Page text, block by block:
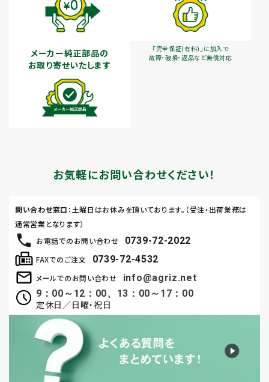
「完全保証(有料)」に加入で
故障・破損・返品など無償対応
メーカー純正部品の
お取り寄せいたします
お気軽にお問い合わせください！
お電話でのお問い合わせ 0739-72-2022
メールでのお問い合わせ
info@agriz.net
9：00～12：00、13：00～17：00
定休日／日曜・祝日
FAXでのご注文 0739-72-4532
問い合わせ窓口 ：土曜日はお休みを頂いております。（受注・出荷業務は
通常営業となります）